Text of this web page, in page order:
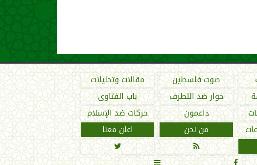
صوت فلسطين
مقالات وتحليلات
حوار ضد التطرف
باب الفتاوى
داعمون
حركات ضد الإسلام
من نحن
اعلن معنا

